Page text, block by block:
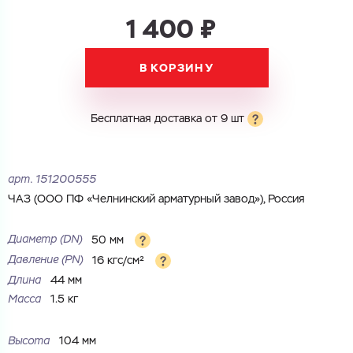
Электронная почта
Cоглашаюсь на обработкуперсональных данных
Номер телефона
Электронная почта
Файл с реквизитами огранизации (любой формат, макс. 20
МБ)
ГОТОВО
1 400 ₽
В КОРЗИНУ
Бесплатная доставка от 9 шт
арт. 151200555
ЧАЗ (ООО ПФ «Челнинский арматурный завод»), Россия
Диаметр (DN)
50 мм
Давление (PN)
16 кгс/см²
Длина
44 мм
Масса
1.5 кг
Высота 104 мм